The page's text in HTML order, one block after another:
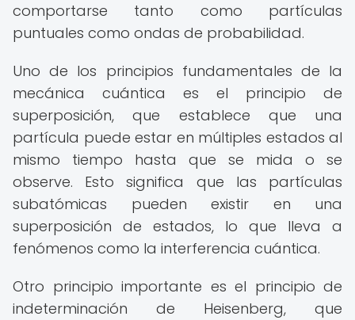
comportarse tanto como partículas
puntuales como ondas de probabilidad.
Uno de los principios fundamentales de la
mecánica cuántica es el principio de
superposición, que establece que una
partícula puede estar en múltiples estados al
mismo tiempo hasta que se mida o se
observe. Esto significa que las partículas
subatómicas pueden existir en una
superposición de estados, lo que lleva a
fenómenos como la interferencia cuántica.
Otro principio importante es el principio de
indeterminación de Heisenberg, que